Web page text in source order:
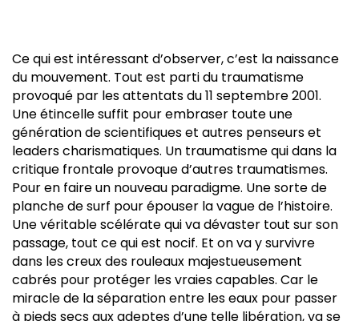
Ce qui est intéressant d’observer, c’est la naissance
du mouvement. Tout est parti du traumatisme
provoqué par les attentats du 11 septembre 2001.
Une étincelle suffit pour embraser toute une
génération de scientifiques et autres penseurs et
leaders charismatiques. Un traumatisme qui dans la
critique frontale provoque d’autres traumatismes.
Pour en faire un nouveau paradigme. Une sorte de
planche de surf pour épouser la vague de l’histoire.
Une véritable scélérate qui va dévaster tout sur son
passage, tout ce qui est nocif. Et on va y survivre
dans les creux des rouleaux majestueusement
cabrés pour protéger les vraies capables. Car le
miracle de la séparation entre les eaux pour passer
à pieds secs aux adeptes d’une telle libération, va se